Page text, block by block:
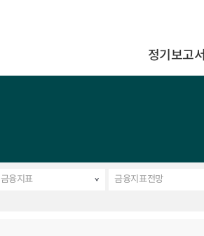
정기보고서
금융지표 금융지표전망